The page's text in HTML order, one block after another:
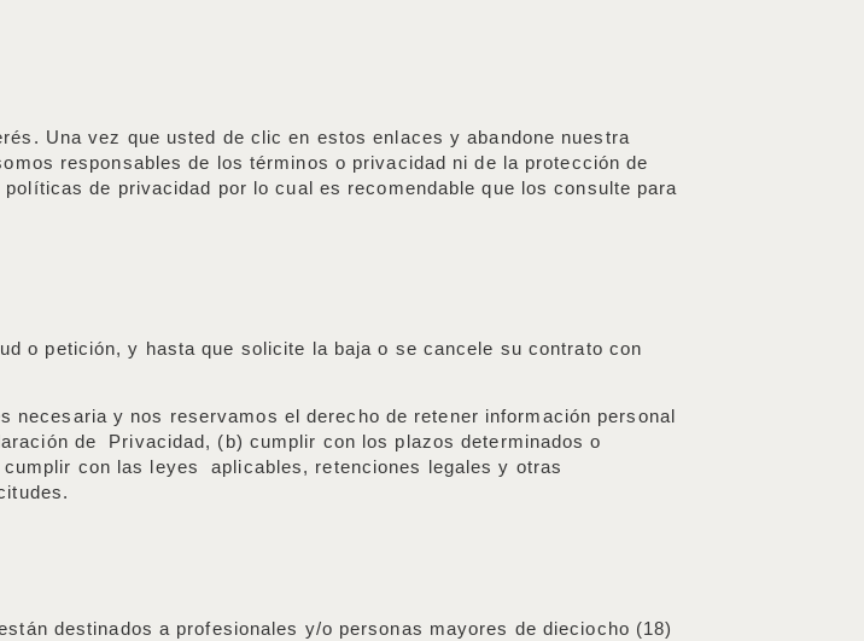
Una vez que usted de clic en estos enlaces y abandone nuestra
responsables de los términos o privacidad ni de la protección de
de privacidad por lo cual es recomendable que los consulte para
o petición, y hasta que solicite la baja o se cancele su contrato con
y nos reservamos el derecho de retener información personal
de Privacidad, (b) cumplir con los plazos determinados o
con las leyes aplicables, retenciones legales y otras
destinados a profesionales y/o personas mayores de dieciocho (18)